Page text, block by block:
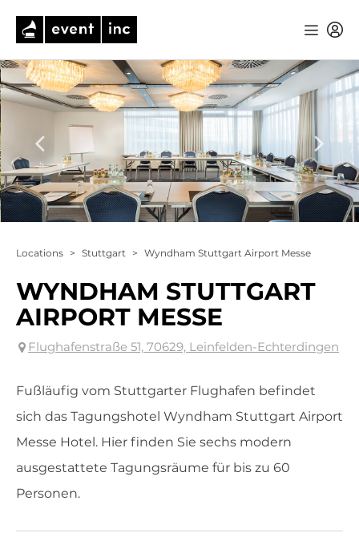
Locations > Stuttgart > Wyndham Stuttgart Airport Messe
WYNDHAM STUTTGART
AIRPORT MESSE
Flughafenstraße 51, 70629, Leinfelden-Echterdingen
Fußläufig vom Stuttgarter Flughafen befindet
sich das Tagungshotel Wyndham Stuttgart Airport
Messe Hotel. Hier finden Sie sechs modern
ausgestattete Tagungsräume für bis zu 60
Personen.